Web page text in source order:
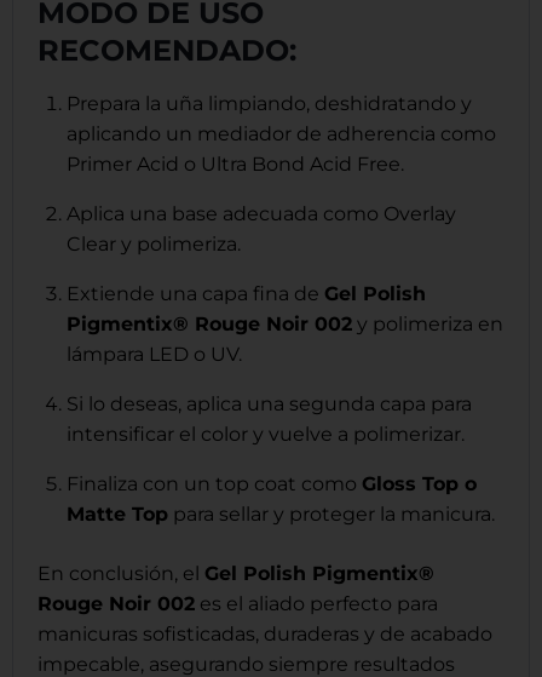
MODO DE USO
RECOMENDADO:
Prepara la uña limpiando, deshidratando y
aplicando un mediador de adherencia como
Primer Acid o Ultra Bond Acid Free.
Aplica una base adecuada como Overlay
Clear y polimeriza.
Extiende una capa fina de Gel Polish
Pigmentix® Rouge Noir 002 y polimeriza en
lámpara LED o UV.
Si lo deseas, aplica una segunda capa para
intensificar el color y vuelve a polimerizar.
Finaliza con un top coat como Gloss Top o
Matte Top para sellar y proteger la manicura.
En conclusión, el Gel Polish Pigmentix®
Rouge Noir 002 es el aliado perfecto para
manicuras sofisticadas, duraderas y de acabado
impecable, asegurando siempre resultados